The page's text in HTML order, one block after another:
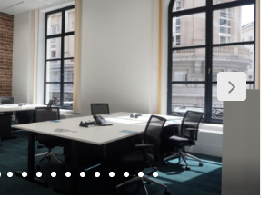
rooms can therefore be easily
your clients. The surrounding area
of eateries, making it ideal for you to
and guests. The area allows you
to be placed in a great location for